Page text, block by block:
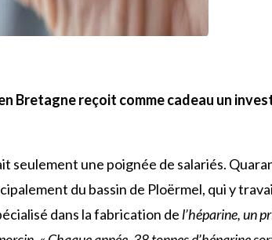
Bretagne reçoit comme cadeau un
seulement une poignée de salariés.
du bassin de Ploërmel, qui y
dans la fabrication de l’héparine, un